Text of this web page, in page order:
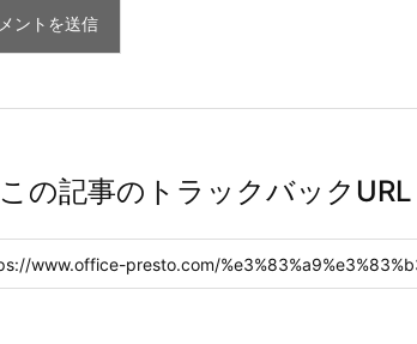
この記事のトラックバックURL